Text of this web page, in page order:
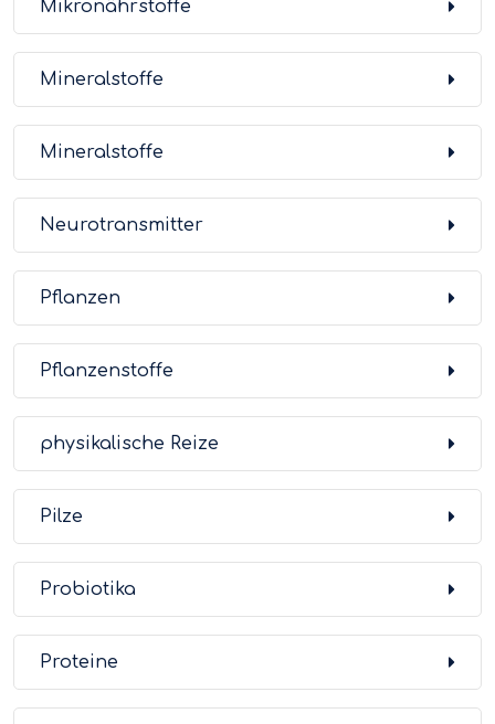
Mikronährstoffe
Mineralstoffe
Mineralstoffe
Neurotransmitter
Pflanzen
Pflanzenstoffe
physikalische Reize
Pilze
Probiotika
Proteine